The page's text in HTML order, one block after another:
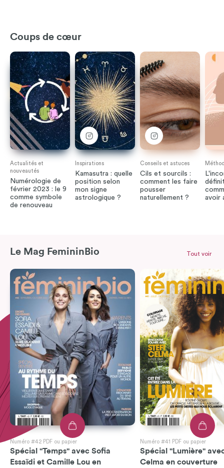
Coups de cœur
Actualités et
nouveautés
Numérologie de
février 2023 : le 9
comme symbole
de renouveau
Inspirations
Kamasutra : quelle
position selon
mon signe
astrologique ?
Conseils et astuces
Cils et sourcils :
comment les faire
pousser
naturellement ?
avoir
Le Mag FemininBio
Numéro #42 PDF ou papier
Spécial "Temps" avec Sofia
Essaïdi et Camille Lou en
Numéro #41 PDF ou papier
Spécial "Lumière"
Celma en couverture
Tout voir